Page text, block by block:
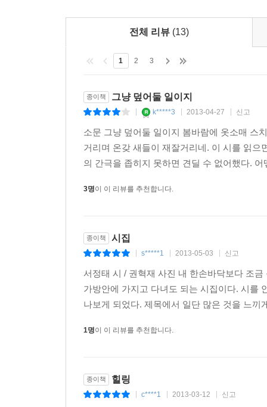
바람에 말리어
파란 들녘엔 앉은뱅이 꽃들
민들레 난순개 씨름꽃 할미꽃
어린아이들도 몇 명
노닐고 있다
막걸리라도 한 말쯤 싣고
_「어떤 풍경」 중에서
한 마리 ‘종달새’도 ‘민들레 난순개 씨름꽃 할미
친구임을 깨닫게 한다.
우하 서정태 시인의 시는 그의 삶과 닮아 있다. 소
전체 리뷰 (13)
1 2 3
종이책 그냥 덮어둘 일이지
k*****3 2013-04-27 신고
소문 그냥 덮어둘 일이지 봄바람에 옷소매 스
거리며 온갖 새들이 재잘거리네. 이 시를 읽
의 간극을 좁히지 못하면 견딜 수 없어했다.
3명이 이 리뷰를 추천합니다.
종이책 시집
s*****1 2013-05-03 신고
서정태 시 / 권혁재 사진 내 한손바닥보다 조
가방안에 가지고 다녀도 되는 시집이다. 시를
나보게 되었다. 제목에서 일단 많은 것을 느
1명이 이 리뷰를 추천합니다.
종이책 힐링
c****1 2013-03-12 신고